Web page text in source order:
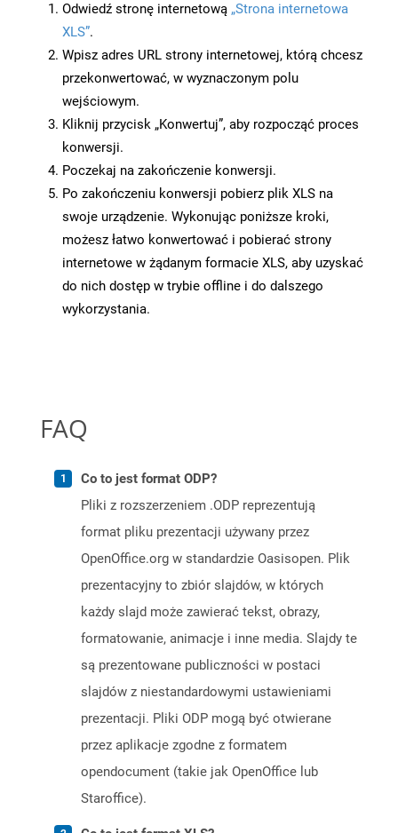
Odwiedź stronę internetową „Strona internetowa
XLS”.
Wpisz adres URL strony internetowej, którą chcesz
przekonwertować, w wyznaczonym polu
wejściowym.
Kliknij przycisk „Konwertuj”, aby rozpocząć proces
konwersji.
Poczekaj na zakończenie konwersji.
Po zakończeniu konwersji pobierz plik XLS na
swoje urządzenie. Wykonując poniższe kroki,
możesz łatwo konwertować i pobierać strony
internetowe w żądanym formacie XLS, aby uzyskać
do nich dostęp w trybie offline i do dalszego
wykorzystania.
FAQ
Co to jest format ODP?
Pliki z rozszerzeniem .ODP reprezentują
format pliku prezentacji używany przez
OpenOffice.org w standardzie Oasisopen. Plik
prezentacyjny to zbiór slajdów, w których
każdy slajd może zawierać tekst, obrazy,
formatowanie, animacje i inne media. Slajdy te
są prezentowane publiczności w postaci
slajdów z niestandardowymi ustawieniami
prezentacji. Pliki ODP mogą być otwierane
przez aplikacje zgodne z formatem
opendocument (takie jak OpenOffice lub
Staroffice).